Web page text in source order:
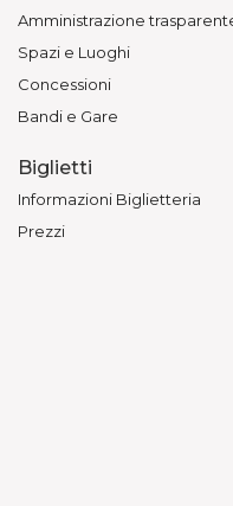
Amministrazione
Spazi e Luoghi
Concessioni
Bandi e Gare
Biglietti
Informazioni Biglietteria
Prezzi